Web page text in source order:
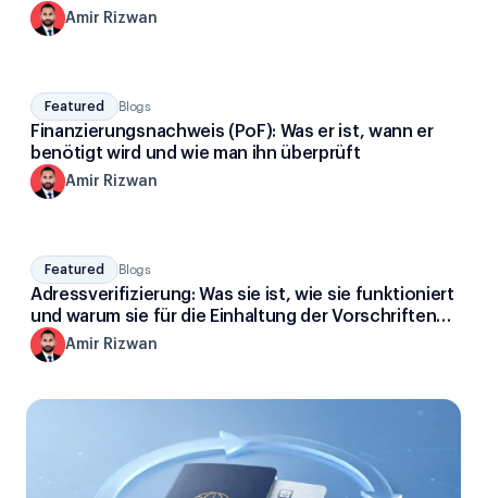
Geld bewegt wird
A Amir Rizwan
Featured Blogs
Finanzierungsnachweis (PoF): Was er ist, wann er
benötigt wird und wie man ihn überprüft
A Amir Rizwan
Featured Blogs
Adressverifizierung: Was sie ist, wie sie funktioniert
und warum sie für die Einhaltung der Vorschriften
wichtig ist
A Amir Rizwan